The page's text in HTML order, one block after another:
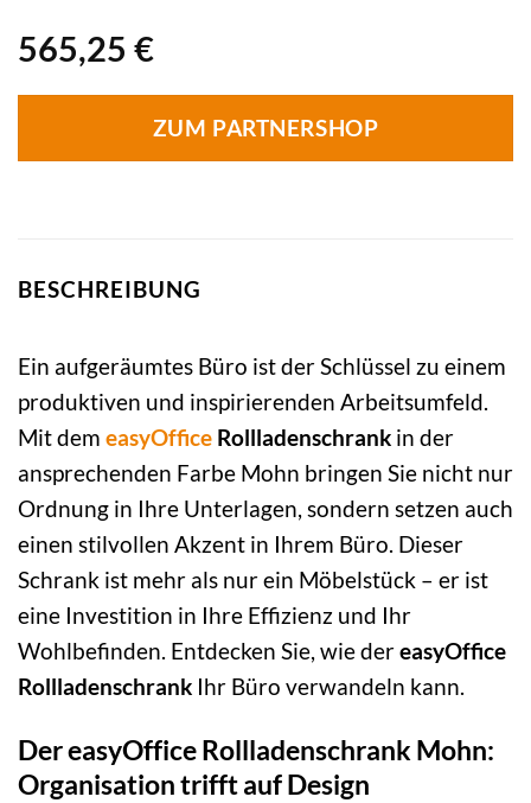
565,25 €
ZUM PARTNERSHOP
BESCHREIBUNG
Ein aufgeräumtes Büro ist der Schlüssel zu einem
produktiven und inspirierenden Arbeitsumfeld.
Mit dem easyOffice Rollladenschrank in der
ansprechenden Farbe Mohn bringen Sie nicht nur
Ordnung in Ihre Unterlagen, sondern setzen auch
einen stilvollen Akzent in Ihrem Büro. Dieser
Schrank ist mehr als nur ein Möbelstück – er ist
eine Investition in Ihre Effizienz und Ihr
Wohlbefinden. Entdecken Sie, wie dereasyOffice
Rollladenschrank Ihr Büro verwandeln kann.
Der easyOffice Rollladenschrank Mohn:
Organisation trifft auf Design